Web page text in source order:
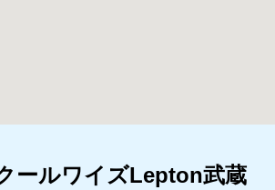
ールワイズLepton武蔵